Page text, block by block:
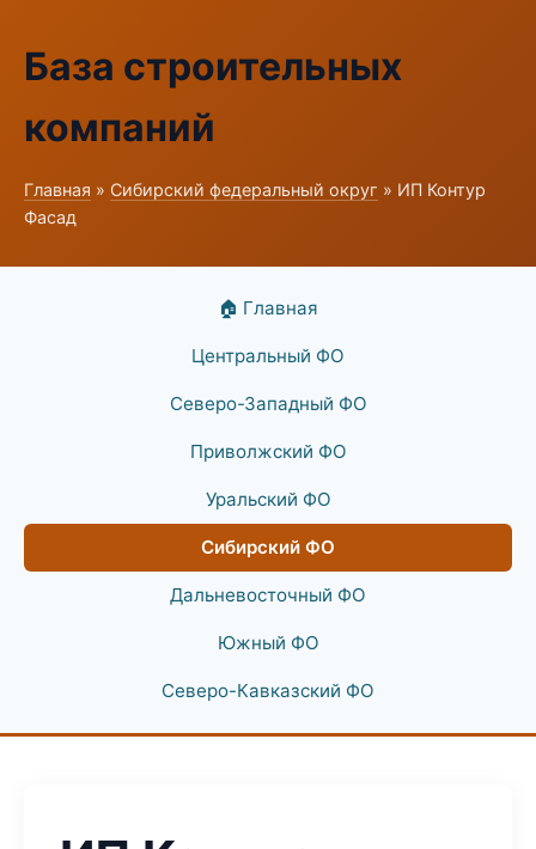
База строительных
компаний
Главная » Сибирский федеральный округ » ИП Контур
Фасад
🏠 Главная
Центральный ФО
Северо-Западный ФО
Приволжский ФО
Уральский ФО
Сибирский ФО
Дальневосточный ФО
Южный ФО
Северо-Кавказский ФО